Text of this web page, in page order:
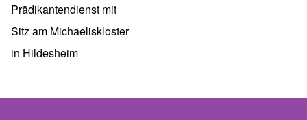
Prädikantendienst mit
Sitz am Michaeliskloster
in Hildesheim